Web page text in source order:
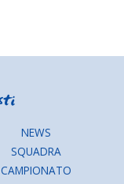
NEWS
SQUADRA
CAMPIONATO